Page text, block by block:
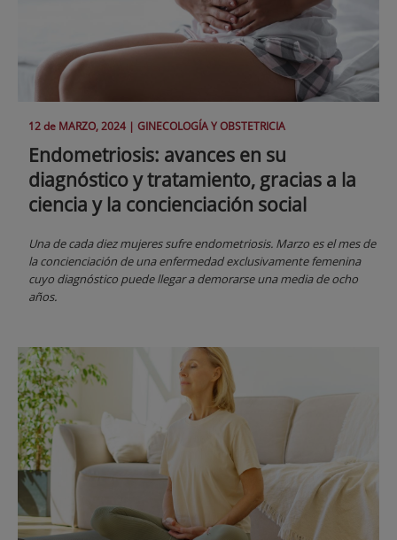
12 de MARZO, 2024 | GINECOLOGÍA Y OBSTETRICIA
Endometriosis: avances en su
diagnóstico y tratamiento, gracias a la
ciencia y la concienciación social
Una de cada diez mujeres sufre endometriosis. Marzo es el mes de
la concienciación de una enfermedad exclusivamente femenina
cuyo diagnóstico puede llegar a demorarse una media de ocho
años.